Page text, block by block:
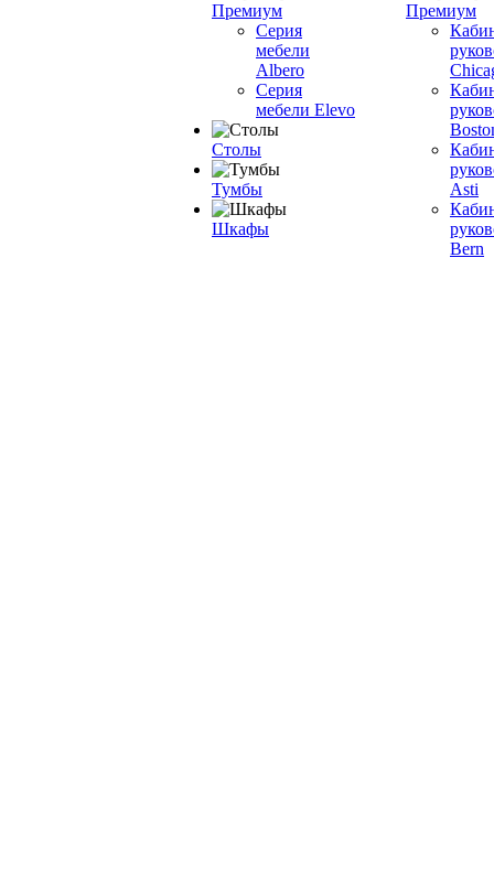
Премиум
Серия
мебели
Albero
Серия
мебели Elevo
Столы
Тумбы
Шкафы
Премиум
Asti
Bern